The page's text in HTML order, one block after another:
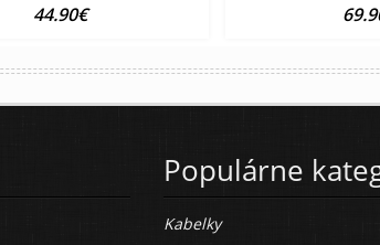
44.90€
Populárne
Kabelky